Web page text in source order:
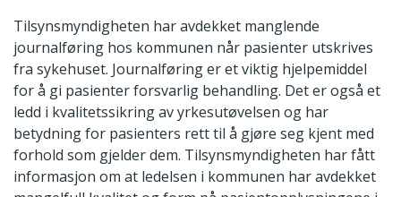
Tilsynsmyndigheten har avdekket manglende
journalføring hos kommunen når pasienter utskrives
fra sykehuset. Journalføring er et viktig hjelpemiddel
for å gi pasienter forsvarlig behandling. Det er også et
ledd i kvalitetssikring av yrkesutøvelsen og har
betydning for pasienters rett til å gjøre seg kjent med
forhold som gjelder dem. Tilsynsmyndigheten har fått
informasjon om at ledelsen i kommunen har avdekket